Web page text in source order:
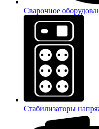
Сварочное
Стабилизаторы